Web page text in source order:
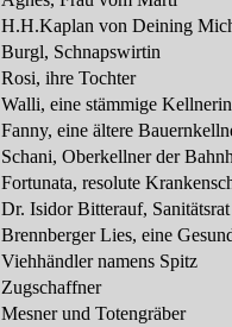
H.H.Kaplan von Deining
Burgl, Schnapswirtin
Rosi, ihre Tochter
Walli, eine stämmige Kellnerin
Fanny, eine ältere
Schani, Oberkellner der
Fortunata, resolute
Dr. Isidor Bitterauf, Sanitätsrat
Brennberger Lies, eine
Viehhändler namens Spitz
Zugschaffner
Mesner und Totengräber